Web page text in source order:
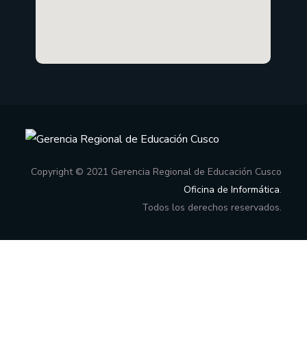
Copyright © 2021 Gerencia Regional de Educación Cusco
Oficina de Informática.
Todos los derechos reservados.